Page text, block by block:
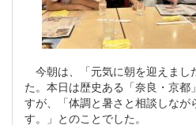
今朝は、「元気に朝を迎えまし
た。本日は歴史ある「奈良・京都
すが、「体調と暑さと相談しなが
す。」とのことでした。